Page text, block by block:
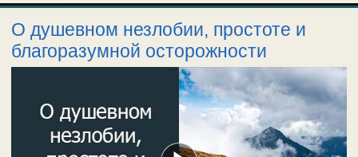
О душевном незлобии, простоте и
благоразумной осторожности